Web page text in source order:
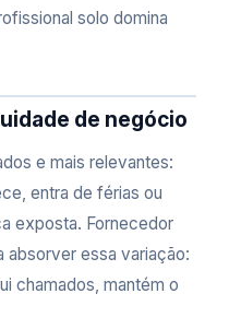
solo domina
de negócio
e mais relevantes:
entra de férias ou
exposta. Fornecedor
absorver essa variação:
chamados, mantém o